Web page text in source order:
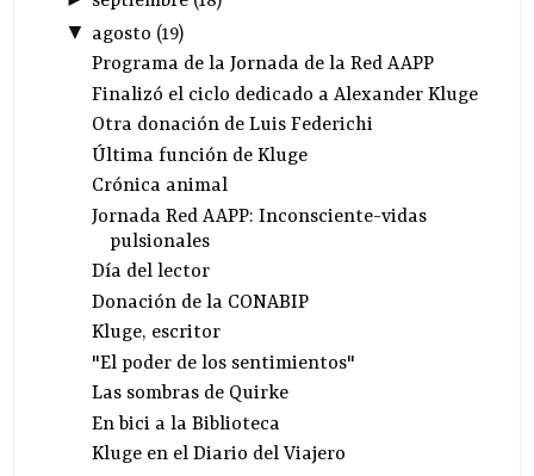
▼ agosto (19)
Programa de la Jornada de la Red AAPP
Finalizó el ciclo dedicado a Alexander Kluge
Otra donación de Luis Federichi
Última función de Kluge
Crónica animal
Jornada Red AAPP: Inconsciente-vidas
pulsionales
Día del lector
Donación de la CONABIP
Kluge, escritor
"El poder de los sentimientos"
Las sombras de Quirke
En bici a la Biblioteca
Kluge en el Diario del Viajero